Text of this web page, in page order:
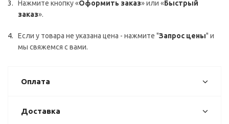
Нажмите кнопку «Оформить заказ» или «Быстрый
заказ».
Если у товара не указана цена - нажмите "Запрос цены" и
мы свяжемся с вами.
Оплата
Доставка